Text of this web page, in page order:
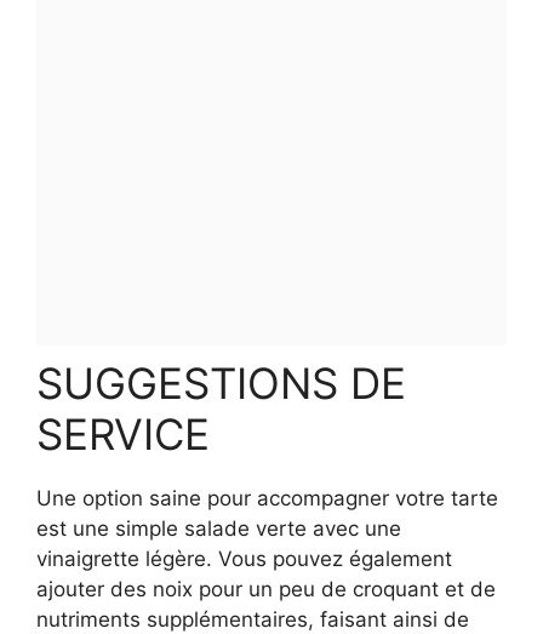
SUGGESTIONS DE
SERVICE
Une option saine pour accompagner votre tarte
est une simple salade verte avec une
vinaigrette légère. Vous pouvez également
ajouter des noix pour un peu de croquant et de
nutriments supplémentaires, faisant ainsi de